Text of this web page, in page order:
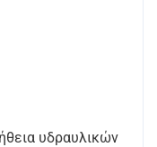
υδραυλικών